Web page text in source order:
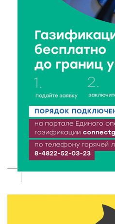
8 Авг 2026 19:37 401
Когда тренироваться в
рекомендации по
8 Авг 2026 18:37 348
Дороги становятся лучше: в
продолжается масштабный
8 Авг 2026 17:37 653
Защита с первых дней:
вакцинация новорождённых
8 Авг 2026 17:17 600
Виталий Королев поздравил